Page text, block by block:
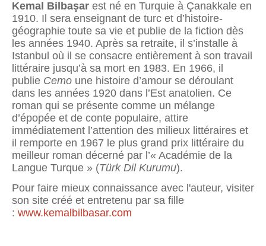
Kemal Bilbaşar est né en Turquie à Çanakkale en
1910. Il sera enseignant de turc et d’histoire-
géographie toute sa vie et publie de la fiction dès
les années 1940. Après sa retraite, il s’installe à
Istanbul où il se consacre entièrement à son travail
littéraire jusqu’à sa mort en 1983. En 1966, il
publie Cemo une histoire d’amour se déroulant
dans les années 1920 dans l’Est anatolien. Ce
roman qui se présente comme un mélange
d’épopée et de conte populaire, attire
immédiatement l’attention des milieux littéraires et
il remporte en 1967 le plus grand prix littéraire du
meilleur roman décerné par l’« Académie de la
Langue Turque » (Türk Dil Kurumu).
Pour faire mieux connaissance avec l'auteur, visiter
son site créé et entretenu par sa fille
: www.kemalbilbasar.com